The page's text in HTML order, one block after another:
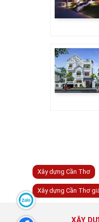
Xây dựng Cần Thơ
Xây dựng Cần Thơ
XÂY